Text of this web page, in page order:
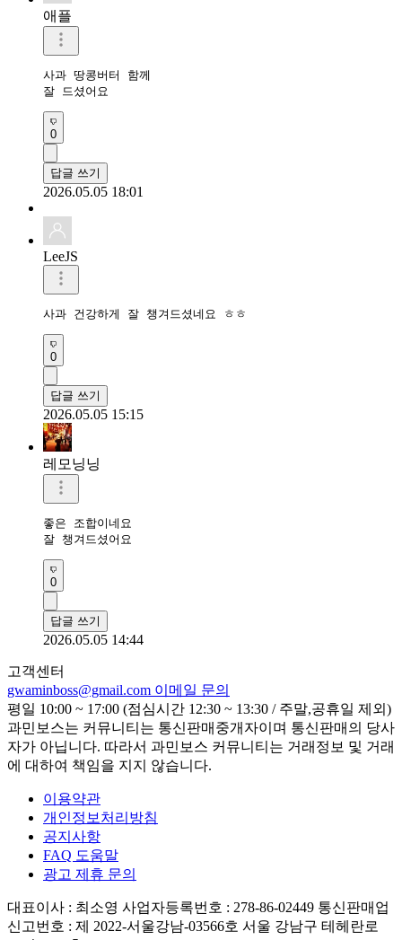
애플
사과 땅콩버터 함께
잘 드셨어요
0
답글 쓰기
2026.05.05 18:01
LeeJS
사과 건강하게 잘 챙겨드셨네요 ㅎㅎ
0
답글 쓰기
2026.05.05 15:15
레모닝닝
좋은 조합이네요
잘 챙겨드셨어요
0
답글 쓰기
2026.05.05 14:44
고객센터
gwaminboss@gmail.com 이메일 문의
평일 10:00 ~ 17:00 (점심시간 12:30 ~ 13:30 / 주말,공휴일 제외)
과민보스는 커뮤니티는 통신판매중개자이며 통신판매의 당사
자가 아닙니다. 따라서 과민보스 커뮤니티는 거래정보 및 거래
에 대하여 책임을 지지 않습니다.
이용약관
개인정보처리방침
공지사항
FAQ 도움말
광고 제휴 문의
대표이사 : 최소영 사업자등록번호 : 278-86-02449 통신판매업
신고번호 : 제 2022-서울강남-03566호 서울 강남구 테헤란로